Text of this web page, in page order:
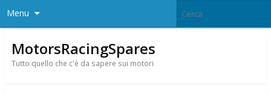
Menu
MotorsRacingSpares
Tutto quello che c'è da sapere sui motori